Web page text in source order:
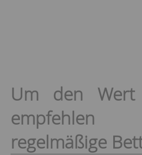
Um den
regelmäßige